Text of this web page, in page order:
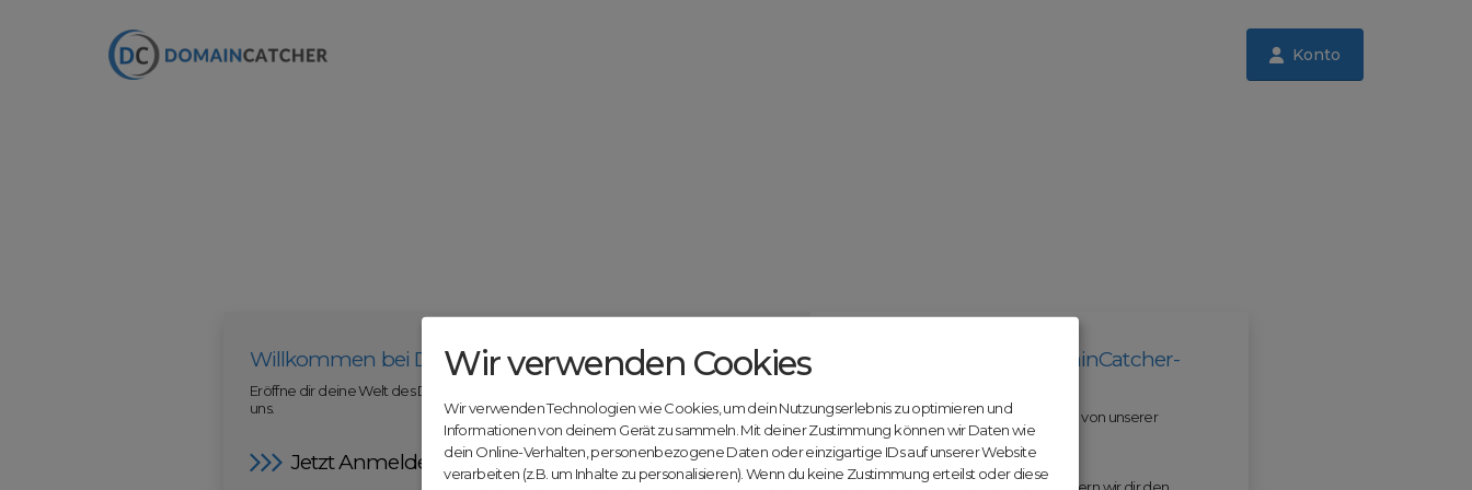
Konto
Willkommen bei DomainCatcher.com
Eröffne dir deine Welt des Domainhandels mit deiner kostenlosen Anmeldung bei
uns.
Jetzt Anmelden
Werde jetzt Teil der DomainCatcher-
Nutze unsere Erfahrung und profitiere von unserer
innovativen Plattform:
Mit Domex und ODM erleichtern wir dir den
Wir verwenden Cookies
Wir verwenden Technologien wie Cookies, um dein Nutzungserlebnis zu optimieren und
Informationen von deinem Gerät zu sammeln. Mit deiner Zustimmung können wir Daten wie
dein Online-Verhalten, personenbezogene Daten oder einzigartige IDs auf unserer Website
verarbeiten (z.B. um Inhalte zu personalisieren). Wenn du keine Zustimmung erteilst oder diese